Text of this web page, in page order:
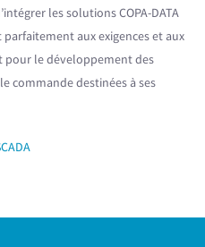
les solutions COPA-DATA
aux exigences et aux
pour le développement des
commande destinées à ses